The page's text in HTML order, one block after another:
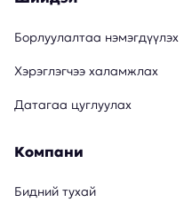
Борлуулалтаа нэмэгдүүлэх
Хэрэглэгчээ халамжлах
Датагаа цуглуулах
Компани
Бидний тухай